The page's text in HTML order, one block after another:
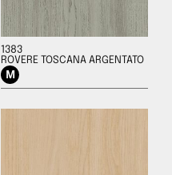
1383
ROVERE TOSCANA ARGENTATO